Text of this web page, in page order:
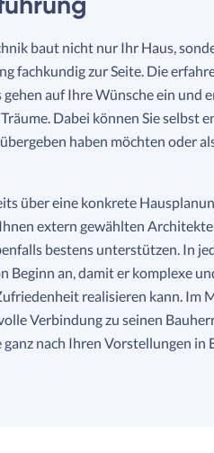
baut nicht nur Ihr Haus,
fachkundig zur Seite. Die
auf Ihre Wünsche ein und
Dabei können Sie selbst
haben möchten oder
über eine konkrete
extern gewählten
bestens unterstützen. In
Beginn an, damit er komplexe
realisieren kann. Im
Verbindung zu seinen
nach Ihren Vorstellungen in